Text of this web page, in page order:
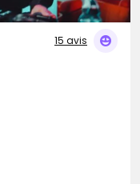
15 avis